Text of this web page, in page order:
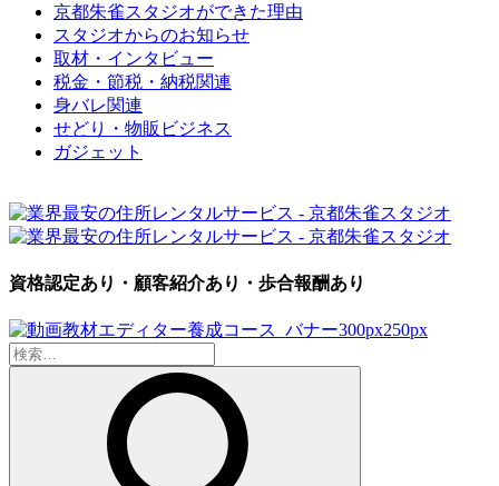
京都朱雀スタジオができた理由
スタジオからのお知らせ
取材・インタビュー
税金・節税・納税関連
身バレ関連
せどり・物販ビジネス
ガジェット
資格認定あり・顧客紹介あり・歩合報酬あり
検
索: